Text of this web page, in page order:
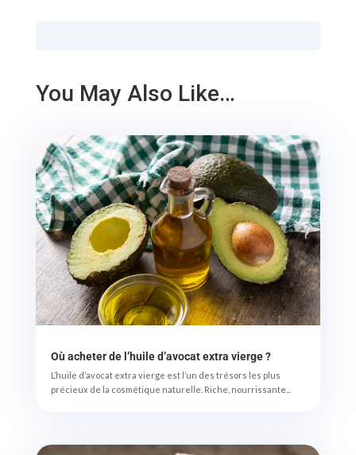
You May Also Like…
Où acheter de l’huile d’avocat extra vierge ?
L’huile d’avocat extra vierge est l’un des trésors les plus
précieux de la cosmétique naturelle. Riche, nourrissante...